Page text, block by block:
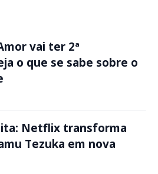
vai ter 2ª
o que se sabe sobre o
Netflix transforma
Tezuka em nova